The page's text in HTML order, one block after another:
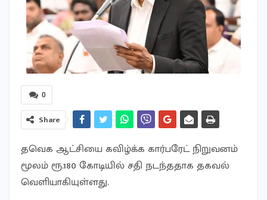
0
Share
தவெக ஆட்சியை கவிழ்க்க கார்பரேட் நிறுவனம்
மூலம் ரூ.180 கோடியில் சதி நடந்ததாக தகவல்
வெளியாகியுள்ளது.